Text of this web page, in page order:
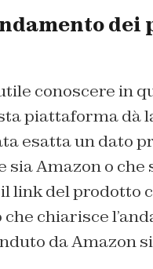
dei
conoscere in
piattaforma dà
esatta un dato
Amazon o che
link del prodotto
chiarisce
da Amazon